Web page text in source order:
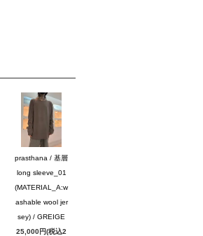
prasthana / 基層
long sleeve_01
(MATERIAL_A:w
ashable wool jer
sey) / GREIGE
25,000円(税込2